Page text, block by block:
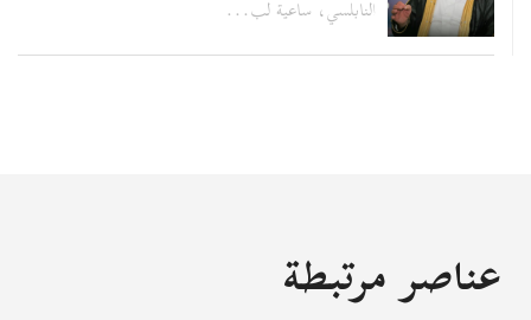
النابلسي، ساعية لب...
عناصر مرتبطة